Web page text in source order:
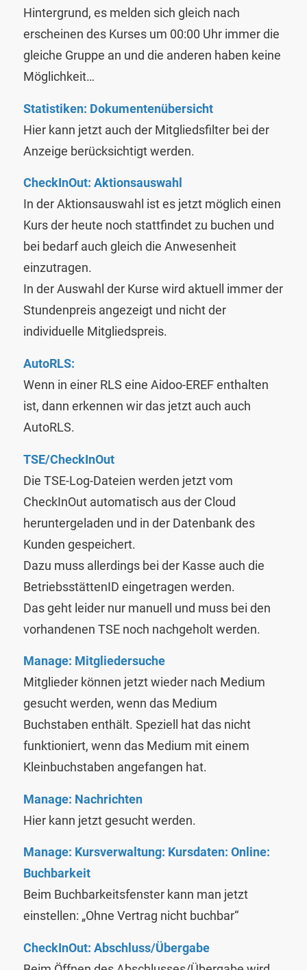
Hintergrund, es melden sich gleich nach
erscheinen des Kurses um 00:00 Uhr immer die
gleiche Gruppe an und die anderen haben keine
Möglichkeit…
Statistiken: Dokumentenübersicht
Hier kann jetzt auch der Mitgliedsfilter bei der
Anzeige berücksichtigt werden.
CheckInOut: Aktionsauswahl
In der Aktionsauswahl ist es jetzt möglich einen
Kurs der heute noch stattfindet zu buchen und
bei bedarf auch gleich die Anwesenheit
einzutragen.
In der Auswahl der Kurse wird aktuell immer der
Stundenpreis angezeigt und nicht der
individuelle Mitgliedspreis.
AutoRLS:
Wenn in einer RLS eine Aidoo-EREF enthalten
ist, dann erkennen wir das jetzt auch auch
AutoRLS.
TSE/CheckInOut
Die TSE-Log-Dateien werden jetzt vom
CheckInOut automatisch aus der Cloud
heruntergeladen und in der Datenbank des
Kunden gespeichert.
Dazu muss allerdings bei der Kasse auch die
BetriebsstättenID eingetragen werden.
Das geht leider nur manuell und muss bei den
vorhandenen TSE noch nachgeholt werden.
Manage: Mitgliedersuche
Mitglieder können jetzt wieder nach Medium
gesucht werden, wenn das Medium
Buchstaben enthält. Speziell hat das nicht
funktioniert, wenn das Medium mit einem
Kleinbuchstaben angefangen hat.
Manage: Nachrichten
Hier kann jetzt gesucht werden.
Manage: Kursverwaltung: Kursdaten: Online:
Buchbarkeit
Beim Buchbarkeitsfenster kann man jetzt
einstellen: „Ohne Vertrag nicht buchbar“
CheckInOut: Abschluss/Übergabe